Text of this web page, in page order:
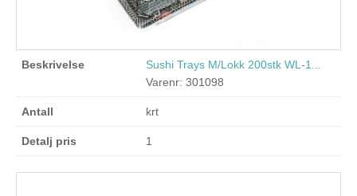
Sushi Trays M/Lokk 200stk WL-1...
Varenr: 301098
krt
1